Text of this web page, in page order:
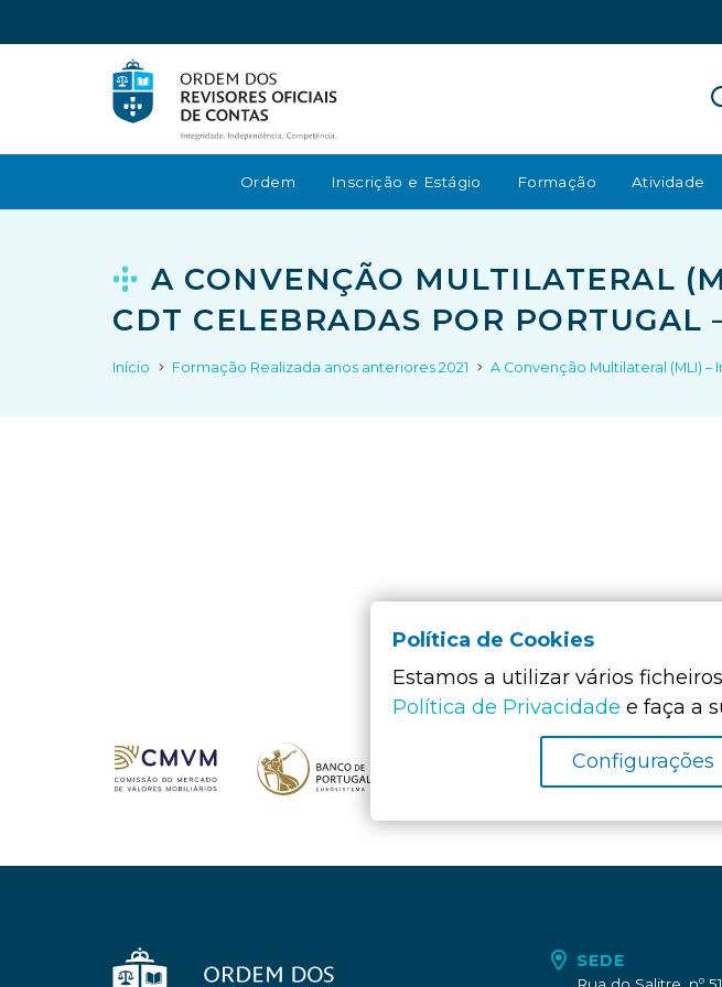
Ordem Inscrição e Estágio Formação Atividade
A CONVENÇÃO MULTILATERAL
CDT CELEBRADAS POR
Início Formação Realizada anos anteriores 2021 A Convenção Multilateral (MLI)
SEDE
Política de Cookies
Estamos a utilizar vários
Política de Privacidade e faça a
Configurações